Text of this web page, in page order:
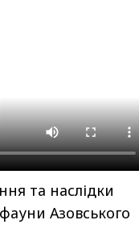
та наслідки
Азовського